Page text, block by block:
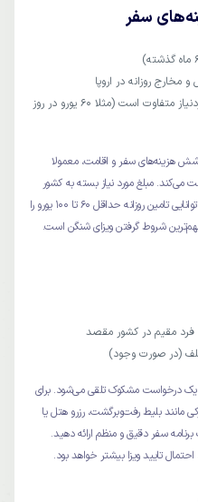
سفر
مخارج روزانه در اروپا
بسته به کشور مقصد، حداقل مبلغ موردنیاز متفاوت است (مثلا ۶۰ یورو در روز
هزینه‌های سفر و اقامت، معمولا
اخیر را درخواست می‌کند. مبلغ مورد نیاز بسته به کشور
مقصد متفاوت است، اما به طور میانگین باید توانایی تامین روزانه حداقل ۶۰ تا ۱۰۰ یورو را
مهم‌ترین شروط گرفتن ویزای شنگن است.
فرد مقیم در کشور مقصد
(در صورت وجود)
درخواست مشکوک تلقی می‌شود. برای
مانند بلیط رفت‌وبرگشت، رزرو هتل یا
سفر دقیق و منظم ارائه دهید.
تایید ویزا بیشتر خواهد بود.